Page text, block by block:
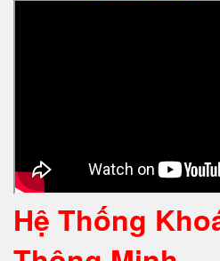
Hệ Thống